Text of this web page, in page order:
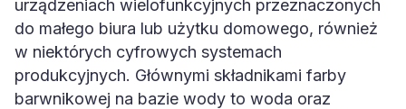
urządzeniach wielofunkcyjnych przeznaczonych
do małego biura lub użytku domowego, również
w niektórych cyfrowych systemach
produkcyjnych. Głównymi składnikami farby
barwnikowej na bazie wody to woda oraz